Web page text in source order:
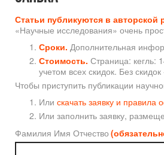
Статьи публикуются в авторской
«Научные исследования» очень
Сроки. Дополнительная
Стоимость. Страница: кегль:
учетом всех скидок. Без
Чтобы приступить публикации
Или скачать заявку и
Или заполнить заявку,
Фамилия Имя Отчество